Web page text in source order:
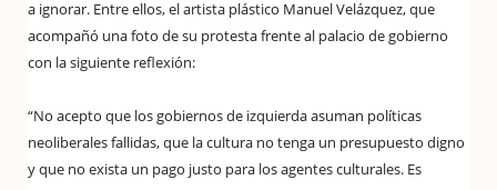
a ignorar. Entre ellos, el artista plástico Manuel Velázquez, que
acompañó una foto de su protesta frente al palacio de gobierno
con la siguiente reflexión:
“No acepto que los gobiernos de izquierda asuman políticas
neoliberales fallidas, que la cultura no tenga un presupuesto digno
y que no exista un pago justo para los agentes culturales. Es